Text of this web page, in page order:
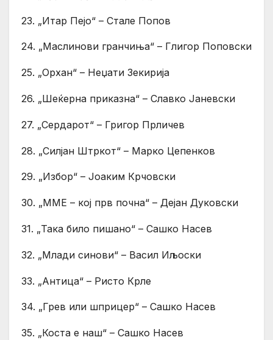
23. „Итар Пејо“ – Стале Попов
24. „Маслинови гранчиња“ – Глигор Поповски
25. „Орхан“ – Неџати Зекирија
26. „Шеќерна приказна“ – Славко Јаневски
27. „Сердарот“ – Григор Прличев
28. „Силјан Штркот“ – Марко Цепенков
29. „Избор“ – Јоаким Крчовски
30. „ММЕ – кој прв почна“ – Дејан Дуковски
31. „Така било пишано“ – Сашко Насев
32. „Млади синови“ – Васил Иљоски
33. „Антица“ – Ристо Крле
34. „Грев или шприцер“ – Сашко Насев
35. „Коста е наш“ – Сашко Насев